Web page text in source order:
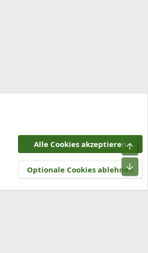
Datenschutz Hilfe und Impressum
R
S
Alle Cookies akzeptieren
Optionale Cookies ablehnen